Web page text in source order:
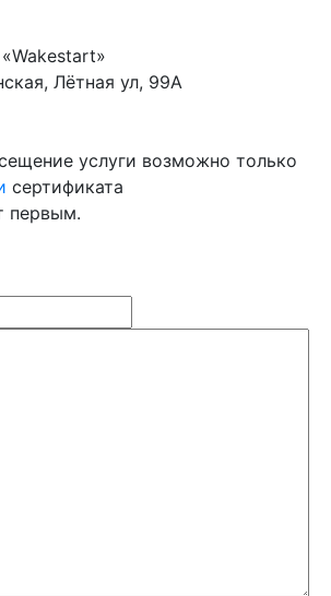
Лётная ул, 99А
услуги возможно только
сертификата
первым.